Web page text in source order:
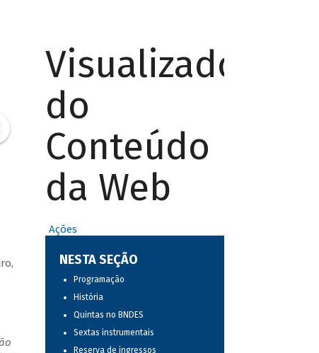
Visualizador
do
Conteúdo
da Web
Ações
NESTA SEÇÃO
Programação
História
Quintas no BNDES
Sextas instrumentais
Reserva de ingressos